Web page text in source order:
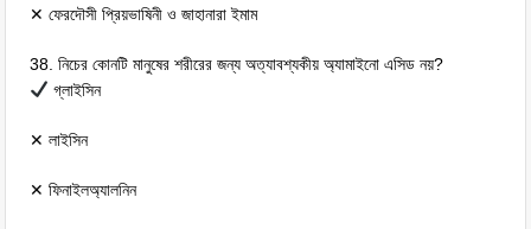
✕ ফেরদৌসী প্রিয়ভাষিনী ও জাহানারা ইমাম
38. নিচের কোনটি মানুষের শরীরের জন্য অত্যাবশ্যকীয় অ্যামাইনো এসিড নয়?
গ্লাইসিন
✕ লাইসিন
✕ ফিনাইলঅ্যালনিন